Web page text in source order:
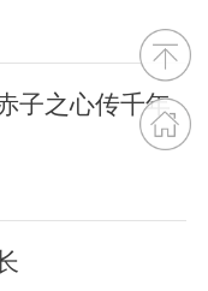
子之心传千年